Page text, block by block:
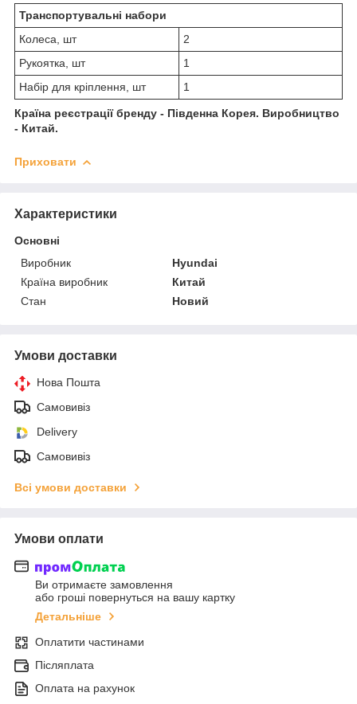
Транспортувальні набори
Колеса, шт
2
Рукоятка, шт
1
Набір для кріплення, шт
1
Країна реєстрації бренду - Південна Корея. Виробництво
- Китай.
Приховати
Характеристики
Основні
Виробник
Hyundai
Країна виробник
Китай
Стан
Новий
Умови доставки
Нова Пошта
Самовивіз
Delivery
Самовивіз
Всі умови доставки
Умови оплати
Ви отримаєте замовлення
або гроші повернуться на вашу картку
Детальніше
Оплатити частинами
Післяплата
Оплата на рахунок